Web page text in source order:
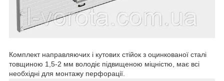
Комплект направляючих і кутових стійок з оцинкованої сталі
товщиною 1,5-2 мм володіє підвищеною міцністю, має всі
необхідні для монтажу перфорації.